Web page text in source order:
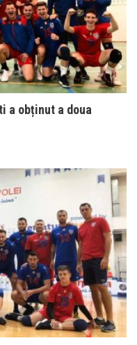
a obținut a doua